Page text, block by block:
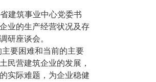
建筑事业中心党委书
业的生产经营状况及存
研座谈会。
要困难和当前的主要
民营建筑企业的发展，
实际难题，为企业稳健